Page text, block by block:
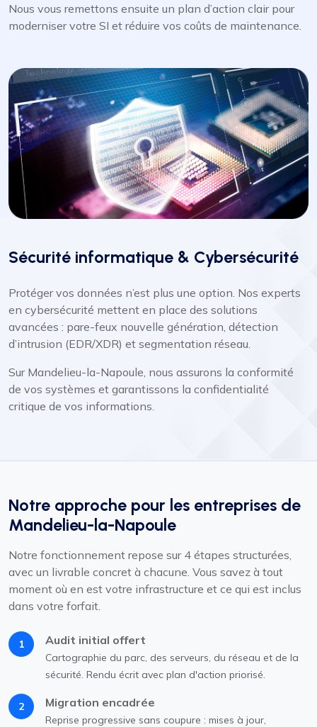
Nous vous remettons ensuite un plan d’action clair pour
moderniser votre SI et réduire vos coûts de maintenance.
Sécurité informatique & Cybersécurité
Protéger vos données n’est plus une option. Nos experts
en cybersécurité mettent en place des solutions
avancées : pare-feux nouvelle génération, détection
d’intrusion (EDR/XDR) et segmentation réseau.
Sur Mandelieu-la-Napoule, nous assurons la conformité
de vos systèmes et garantissons la confidentialité
critique de vos informations.
Notre approche pour les entreprises de
Mandelieu-la-Napoule
Notre fonctionnement repose sur 4 étapes structurées,
avec un livrable concret à chacune. Vous savez à tout
moment où en est votre infrastructure et ce qui est inclus
dans votre forfait.
1 Audit initial offert
Cartographie du parc, des serveurs, du réseau et de la
sécurité. Rendu écrit avec plan d'action priorisé.
2 Migration encadrée
Reprise progressive sans coupure : mises à jour,